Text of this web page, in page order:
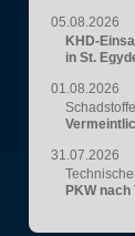
05.08.2026
KHD-
in St.
01.08.2026
31.07.2026
PKW